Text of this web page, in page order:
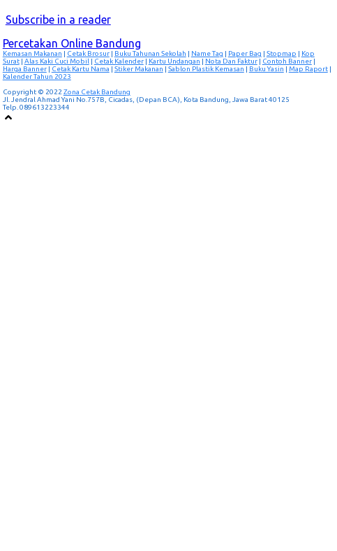
Subscribe in a reader
Percetakan Online Bandung
Kemasan Makanan | Cetak Brosur| Buku Tahunan Sekolah | Name Tag | Paper Bag | Stopmap | Kop
Surat| Alas Kaki Cuci Mobil | Cetak Kalender| Kartu Undangan | Nota Dan Faktur| Contoh Banner|
Harga Banner| Cetak Kartu Nama | Stiker Makanan | Sablon Plastik Kemasan | Buku Yasin | Map Raport|
Kalender Tahun 2023
Copyright © 2022 Zona Cetak Bandung
Jl. Jendral Ahmad Yani No.757B, Cicadas, (Depan BCA), Kota Bandung, Jawa Barat 40125
Telp. 089613223344